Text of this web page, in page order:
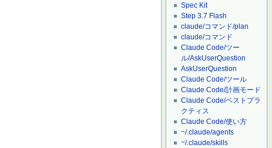
Spec Kit
Step 3.7 Flash
claude/コマンド/plan
claude/コマンド
Claude Code/ツー
ル/AskUserQuestion
AskUserQuestion
Claude Code/ツール
Claude Code/計画モード
Claude Code/ベストプラ
クティス
Claude Code/使い方
~/.claude/agents
~/.claude/skills